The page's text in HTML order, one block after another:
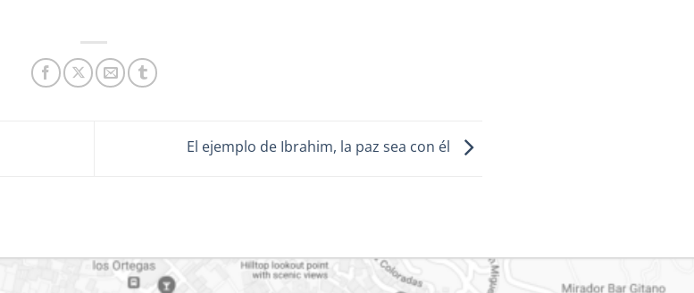
El ejemplo de Ibrahim, la paz sea con él